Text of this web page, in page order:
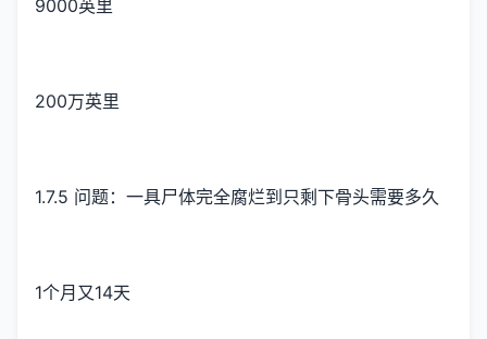
9000英里
200万英里
1.7.5 问题：一具尸体完全腐烂到只剩下骨头需要多久
1个月又14天